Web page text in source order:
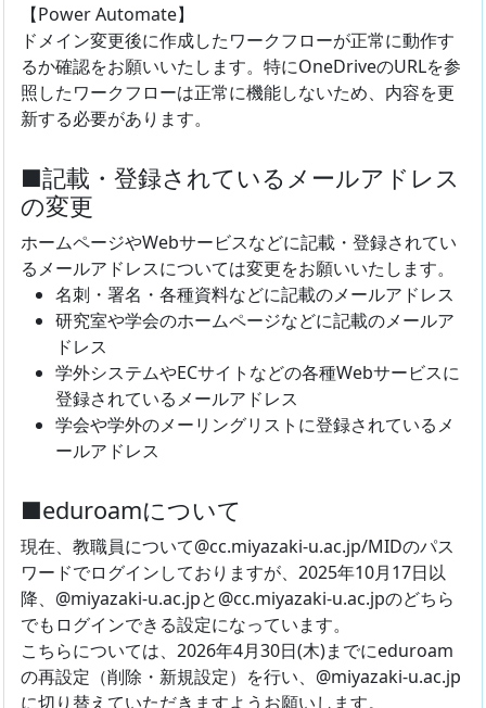
【Power Automate】
ドメイン変更後に作成したワークフローが正常に動作す
るか確認をお願いいたします。特にOneDriveのURLを参
照したワークフローは正常に機能しないため、内容を更
新する必要があります。
■記載・登録されているメールアドレス
の変更
ホームページやWebサービスなどに記載・登録されてい
るメールアドレスについては変更をお願いいたします。
名刺・署名・各種資料などに記載のメールアドレス
研究室や学会のホームページなどに記載のメールア
ドレス
学外システムやECサイトなどの各種Webサービスに
登録されているメールアドレス
学会や学外のメーリングリストに登録されているメ
ールアドレス
■eduroamについて
現在、教職員について@cc.miyazaki-u.ac.jp/MIDのパス
ワードでログインしておりますが、2025年10月17日以
降、@miyazaki-u.ac.jpと@cc.miyazaki-u.ac.jpのどちら
でもログインできる設定になっています。
こちらについては、2026年4月30日(木)までにeduroam
の再設定（削除・新規設定）を行い、@miyazaki-u.ac.jp
に切り替えていただきますようお願いします。